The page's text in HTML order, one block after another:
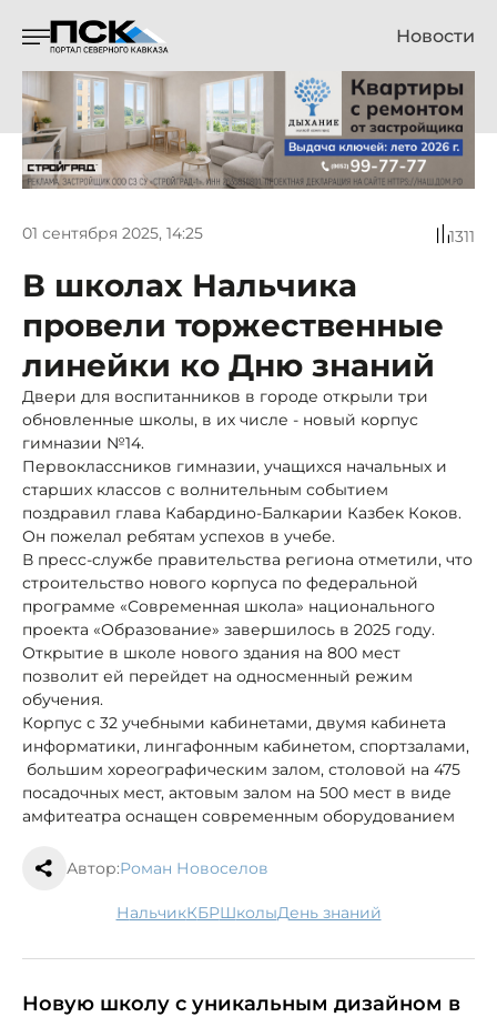
Новости
01 сентября 2025, 14:25 1311
В школах Нальчика
провели торжественные
линейки ко Дню знаний
Двери для воспитанников в городе открыли три
обновленные школы, в их числе - новый корпус
гимназии №14.
Первоклассников гимназии, учащихся начальных и
старших классов с волнительным событием
поздравил глава Кабардино-Балкарии Казбек Коков.
Он пожелал ребятам успехов в учебе.
В пресс-службе правительства региона отметили, что
строительство нового корпуса по федеральной
программе «Современная школа» национального
проекта «Образование» завершилось в 2025 году.
Открытие в школе нового здания на 800 мест
позволит ей перейдет на односменный режим
обучения.
Корпус с 32 учебными кабинетами, двумя кабинета
информатики, лингафонным кабинетом, спортзалами,
большим хореографическим залом, столовой на 475
посадочных мест, актовым залом на 500 мест в виде
амфитеатра оснащен современным оборудованием
Автор:Роман Новоселов
Нальчик КБР школы день знаний
Новую школу с уникальным дизайном в